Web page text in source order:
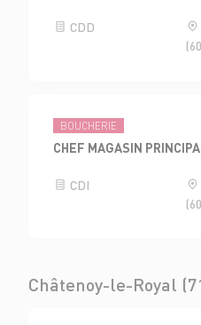
CDD
BOUCHERIE
CHEF MAGASIN
CDI
Châtenoy-le-Royal